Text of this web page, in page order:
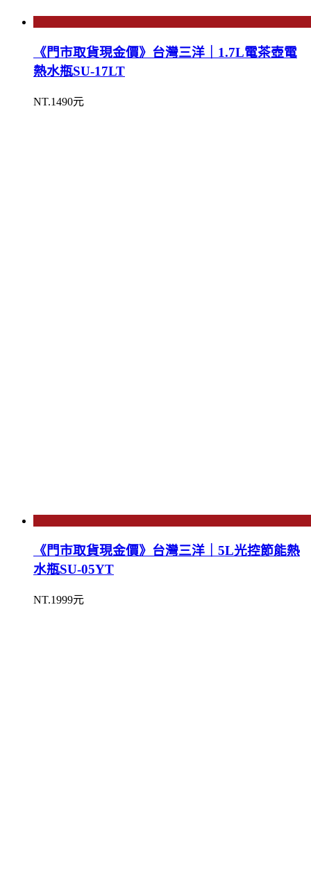
《門市取貨現金價》台灣三洋｜1.7L電茶壺電
熱水瓶SU-17LT
NT.1490元
《門市取貨現金價》台灣三洋｜5L光控節能熱
水瓶SU-05YT
NT.1999元